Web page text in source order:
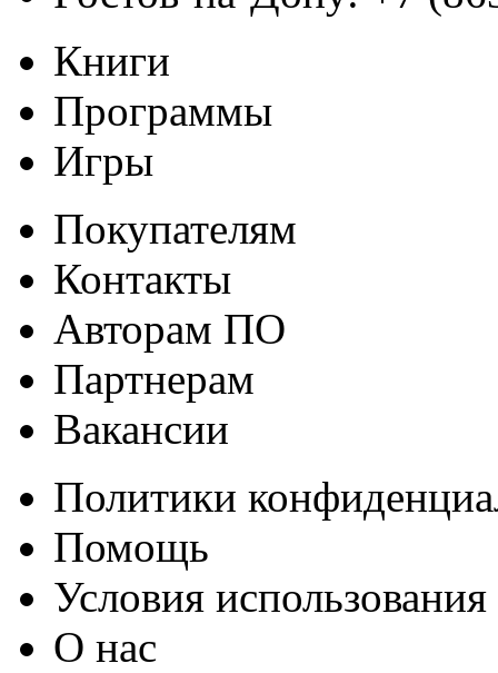
Книги
Программы
Игры
Покупателям
Контакты
Авторам ПО
Партнерам
Вакансии
Политики
Помощь
Условия использования
О нас